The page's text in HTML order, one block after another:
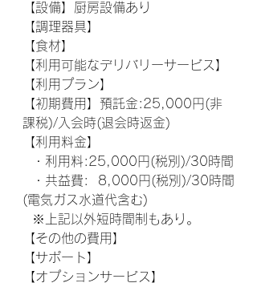
【設備】厨房設備あり
【調理器具】
【食材】
【利用可能なデリバリーサービス】
【利用プラン】
【初期費用】預託金:25,000円(非
課税)/入会時(退会時返金)
【利用料金】
  ・利用料:25,000円(税別)/30時間
(電気ガス水道代含む)
  ※上記以外短時間制もあり。
【その他の費用】
【サポート】
【オプションサービス】